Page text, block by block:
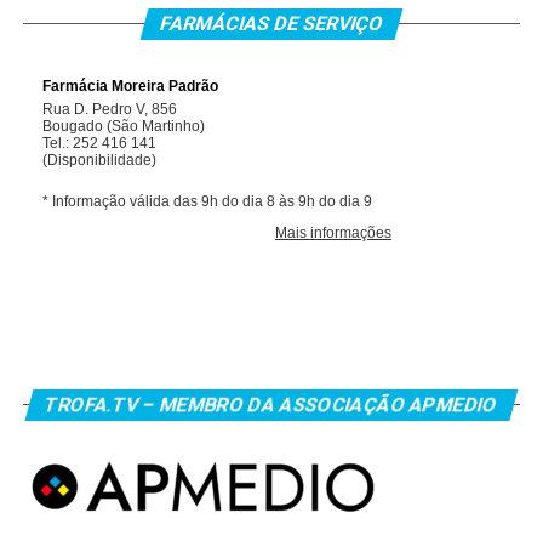
FARMÁCIAS DE SERVIÇO
TROFA.TV – MEMBRO DA ASSOCIAÇÃO APMEDIO